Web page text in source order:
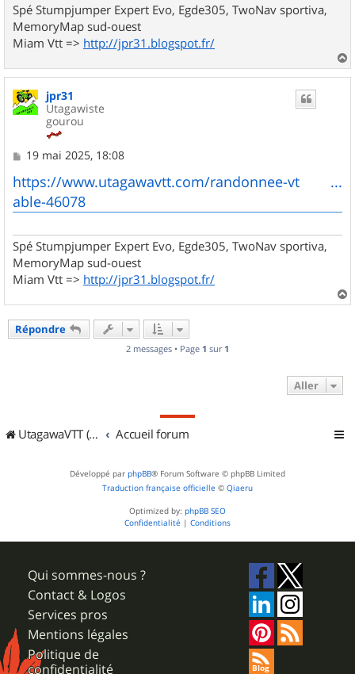
Spé Stumpjumper Expert Evo, Egde305, TwoNav sportiva,
MemoryMap sud-ouest
Miam Vtt => http://jpr31.blogspot.fr/
a
u
jpr31
Utagawiste
gourou
M
s
s
a
g
19 mai 2025, 18:08
https://www.utagawavtt.com/randonnee-vt ...
able-46078
Spé Stumpjumper Expert Evo, Egde305, TwoNav sportiva,
MemoryMap sud-ouest
Miam Vtt => http://jpr31.blogspot.fr/
a
Répondre
2 messages • Page 1 sur 1
Aller
UtagawaVTT (Randos VTT et VTTAE avec traces GPS) Accueil forum
Développé par phpBB® Forum Software © phpBB Limited
Traduction française officielle © Qiaeru
Optimized by: phpBB SEO
Confidentialité | Conditions
Qui sommes-nous ?
Contact & Logos
Services pros
Mentions légales
Politique de
confidentialité